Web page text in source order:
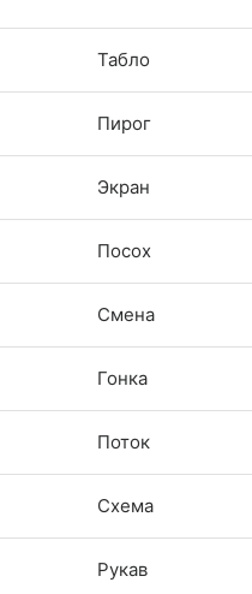
Табло
Пирог
Экран
Посох
Смена
Гонка
Поток
Схема
Рукав